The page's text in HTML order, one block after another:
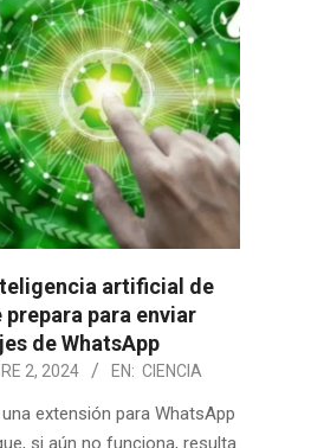
artificial de
prepara para enviar
de WhatsApp
2, 2024 EN: CIENCIA
extensión para WhatsApp
si aún no funciona, resulta